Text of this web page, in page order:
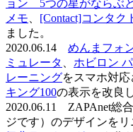
ョン 5つの星がならぶ
メモ
[Contact]コンタク
ました。
2020.06.14 めんまフォ
ミュレータ
ホビロン
レーニングをスマホ対応
キング100の表示を改良
2020.06.11 ZAPAnet総
ジです）のデザインをリ